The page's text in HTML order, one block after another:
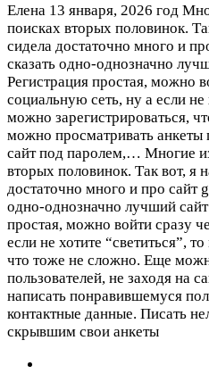
Елена 13 января, 2026 год
поисках вторых половинок.
сидела достаточно много и
сказать одно-однозначно
Регистрация простая, можно
социальную сеть, ну а если не
можно зарегистрироваться,
можно просматривать анкеты
сайт под паролем,… Многие
вторых половинок. Так вот, я
достаточно много и про сайт
одно-однозначно лучший
простая, можно войти сразу
если не хотите “светиться”,
что тоже не сложно. Еще
пользователей, не заходя на
написать понравившемуся
контактные данные. Писать
скрывшим свои анкеты